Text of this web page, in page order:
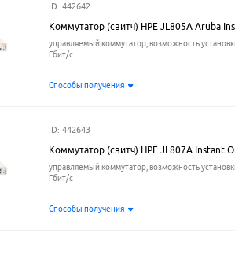
ID: 442642
Коммутатор (свитч) HPE JL805A Aruba
управляемый коммутатор, возможность
Гбит/с
Способы получения
ID: 442643
Коммутатор (свитч) HPE JL807A Instant
управляемый коммутатор, возможность
Гбит/с
Способы получения